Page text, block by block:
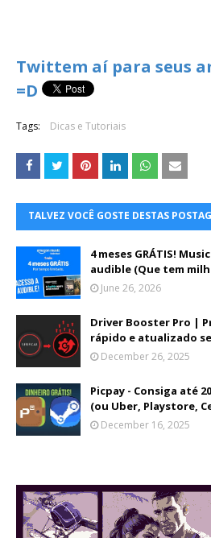
Twittem aí para seus
=D
Tags: Dicas e Tutoriais
TALVEZ VOCÊ GOSTE DESTAS
4 meses GRÁTIS!
audible (Que tem
June 26, 2026
Driver Booster Pro |
rápido e atualizado
December 26, 2025
Picpay - Consiga até
(ou Uber, Playstore,
December 16, 2025